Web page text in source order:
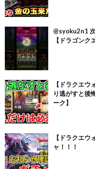
@syoku2n1
【ドラゴンク
【ドラクエ
り逃がすと後
ーク】
【ドラクエ
ャ！！！